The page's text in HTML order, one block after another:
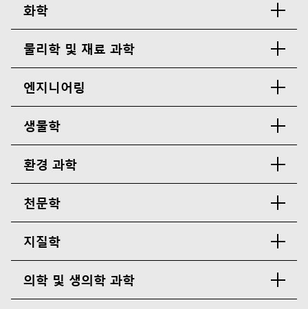
화학
물리학 및 재료 과학
엔지니어링
생물학
환경 과학
천문학
지질학
의학 및 생의학 과학